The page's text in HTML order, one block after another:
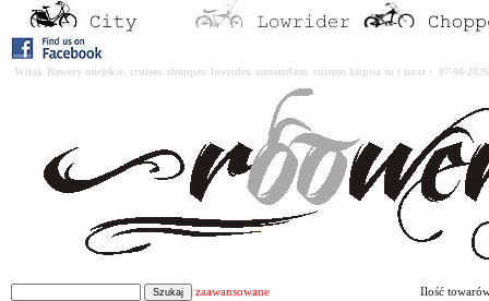
Witaj. Rowery miejskie, cruiser, chopper, lowrider, amsterdam, custom kupisz tu i teraz : 07-08-
zaawansowane Ilość